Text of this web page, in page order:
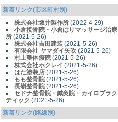
新着リンク(市区町村別)
株式会社坂井製作所 (2022-4-29)
小倉接骨院・小倉はりマッサージ治療
所 (2021-5-26)
株式会社吉田建装 (2021-5-26)
有限会社 ヤマダイ矢吹 (2021-5-26)
村上整体療院 (2021-5-26)
株式会社ホクレイ (2021-5-26)
はた塗装店 (2021-5-26)
もも整骨院 (2021-5-26)
長嶺整骨院 (2021-5-26)
セドナ整骨院・鍼灸院・カイロプラク
ティック (2021-5-26)
新着リンク(路線別)